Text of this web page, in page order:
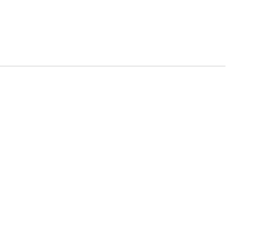
rosenticka, dvärgbägarlav och
sällsynta och skyddsvärda arter
reservatsområdet består av ett
med sumpmark, små
skog. I den fuktiga
om gamla sälgar och aspar med
doftticka och gelélavar.